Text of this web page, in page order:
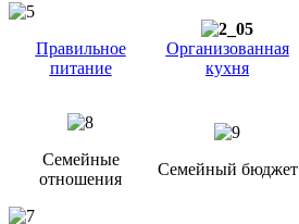
Правильное
питание
Организованная
кухня
Семейные
отношения
Семейный бюджет